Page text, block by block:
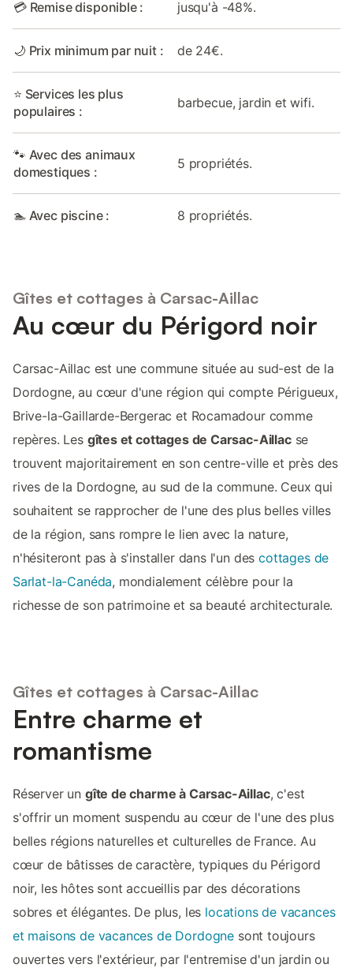
💳 Remise disponible : jusqu'à -48%.
🌙 Prix minimum par nuit : de 24€.
⭐ Services les plus
populaires :
barbecue, jardin et wifi.
🐾 Avec des animaux
domestiques :
5 propriétés.
🏊 Avec piscine : 8 propriétés.
Gîtes et cottages à Carsac-Aillac
Au cœur du Périgord noir
Carsac-Aillac est une commune située au sud-est de la
Dordogne, au cœur d'une région qui compte Périgueux,
Brive-la-Gaillarde-Bergerac et Rocamadour comme
repères. Les gîtes et cottages de Carsac-Aillacse
trouvent majoritairement en son centre-ville et près des
rives de la Dordogne, au sud de la commune. Ceux qui
souhaitent se rapprocher de l'une des plus belles villes
de la région, sans rompre le lien avec la nature,
n'hésiteront pas à s'installer dans l'un descottages de
Sarlat-la-Canéda, mondialement célèbre pour la
richesse de son patrimoine et sa beauté architecturale.
Gîtes et cottages à Carsac-Aillac
Entre charme et
romantisme
Réserver un gîte de charme à Carsac-Aillac, c'est
s'offrir un moment suspendu au cœur de l'une des plus
belles régions naturelles et culturelles de France. Au
cœur de bâtisses de caractère, typiques du Périgord
noir, les hôtes sont accueillis par des décorations
sobres et élégantes. De plus, les locations de vacances
et maisons de vacances de Dordogne sont toujours
ouvertes vers l'extérieur, par l'entremise d'un jardin ou